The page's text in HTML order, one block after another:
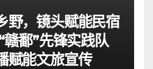
野，镜头赋能民宿
鄱”先锋实践队
赋能文旅宣传